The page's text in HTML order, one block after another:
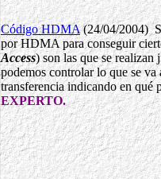
Código HDMA(24/04/2004)
por HDMA para conseguir
Access) son las que se realizan
podemos controlar lo que se
transferencia indicando en qué
EXPERTO.